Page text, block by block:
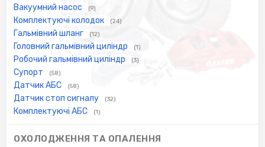
Вакуумний насос (9)
Комплектуючі колодок (24)
Гальмівний шланг (12)
Головний гальмівний циліндр (1)
Робочий гальмівний циліндр (3)
Супорт (58)
Датчик АБС (58)
Датчик стоп сигналу (32)
Комплектуючі АБС (1)
ОХОЛОДЖЕННЯ ТА ОПАЛЕННЯ